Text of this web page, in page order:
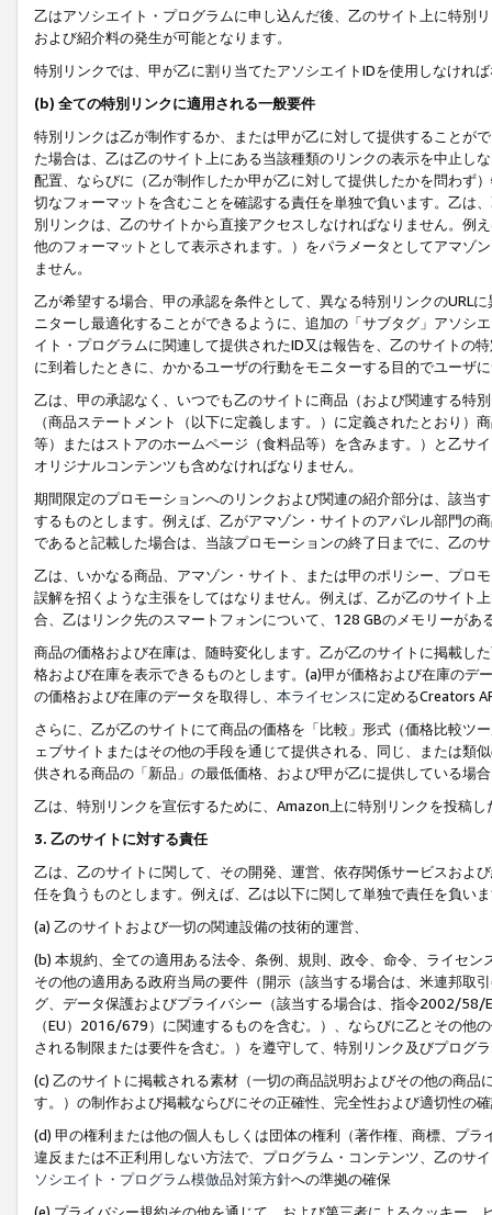
乙はアソシエイト・プログラムに申し込んだ後、乙のサイト上に特別
および紹介料の発生が可能となります。
特別リンクでは、甲が乙に割り当てたアソシエイトIDを使用しなけれ
(b) 全ての特別リンクに適用される一般要件
特別リンクは乙が制作するか、または甲が乙に対して提供することが
た場合は、乙は乙のサイト上にある当該種類のリンクの表示を中止し
配置、ならびに（乙が制作したか甲が乙に対して提供したかを問わず
切なフォーマットを含むことを確認する責任を単独で負います。乙は
別リンクは、乙のサイトから直接アクセスしなければなりません。例
他のフォーマットとして表示されます。）をパラメータとしてアマゾ
ません。
乙が希望する場合、甲の承認を条件として、異なる特別リンクのURL
ニターし最適化することができるように、追加の「サブタグ」アソシ
イト・プログラムに関連して提供されたID又は報告を、乙のサイトの
に到着したときに、かかるユーザの行動をモニターする目的でユーザ
乙は、甲の承認なく、いつでも乙のサイトに商品（および関連する特
（商品ステートメント（以下に定義します。）に定義されたとおり
等）またはストアのホームページ（食料品等）を含みます。）と乙サ
オリジナルコンテンツも含めなければなりません。
期間限定のプロモーションへのリンクおよび関連の紹介部分は、該当
するものとします。例えば、乙がアマゾン・サイトのアパレル部門の
であると記載した場合は、当該プロモーションの終了日までに、乙の
乙は、いかなる商品、アマゾン・サイト、または甲のポリシー、プロ
誤解を招くような主張をしてはなりません。例えば、乙が乙のサイト
合、乙はリンク先のスマートフォンについて、128 GBのメモリーがあ
商品の価格および在庫は、随時変化します。乙が乙のサイトに掲載し
格および在庫を表示できるものとします。(a)甲が価格および在庫の
の価格および在庫のデータを取得し、 本ライセンスに定めるCreators
さらに、乙が乙のサイトにて商品の価格を「比較」形式（価格比較ツ
ェブサイトまたはその他の手段を通じて提供される、同じ、または類
供される商品の「新品」の最低価格、および甲が乙に提供している場
乙は、特別リンクを宣伝するために、Amazon上に特別リンクを投稿
3. 乙のサイトに対する責任
乙は、乙のサイトに関して、その開発、運営、依存関係サービスおよ
任を負うものとします。例えば、乙は以下に関して単独で責任を負い
(a) 乙のサイトおよび一切の関連設備の技術的運営、
(b) 本規約、全ての適用ある法令、条例、規則、政令、命令、ライセ
その他の適用ある政府当局の要件（開示（該当する場合は、米連邦取
グ、データ保護およびプライバシー（該当する場合は、指令2002/58/
（EU）2016/679）に関連するものを含む。）、ならびに乙とその他
される制限または要件を含む。）を遵守して、特別リンク及びプログ
(c) 乙のサイトに掲載される素材（一切の商品説明およびその他の商
す。）の制作および掲載ならびにその正確性、完全性および適切性の
(d) 甲の権利または他の個人もしくは団体の権利（著作権、商標、プ
違反または不正利用しない方法で、プログラム・コンテンツ、乙のサ
ソシエイト・プログラム模倣品対策方針への準拠の確保
(e) プライバシー規約その他を通じて、および第三者によるクッキー